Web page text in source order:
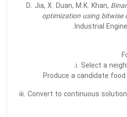
D. Jia, X. Duan, M.K. Khan,
optimization using bitwise
Industrial
i. Select a
Produce a candidate
iii. Convert to continuous